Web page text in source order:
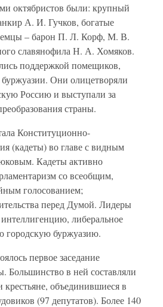
октябристов были: крупный
А. И. Гучков, богатые
– барон П. Л. Корф, М. В.
славянофила Н. А. Хомяков.
поддержкой помещиков,
Они олицетворяли
Россию и выступали за
страны.
Конституционно-
(кадеты) во главе с видным
Кадеты активно
со всеобщим,
голосованием;
перед Думой. Лидеры
либеральное
городскую буржуазию.
первое заседание
Большинство в ней составляли
крестьяне, объединившиеся в
(97 депутатов). Более 140